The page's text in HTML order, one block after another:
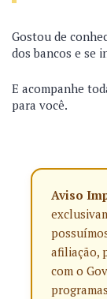
Gostou de
dos bancos e se
E acompanhe
para você.
Aviso
afiliação,
com o